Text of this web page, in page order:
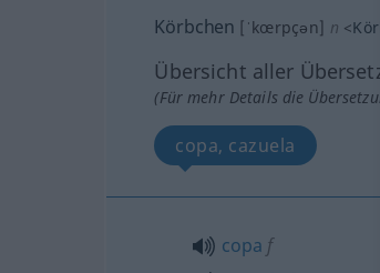
Körbchen [ˈkœrpçən] n <
Übersicht aller
(Für mehr Details die
copa, cazuela
copa f